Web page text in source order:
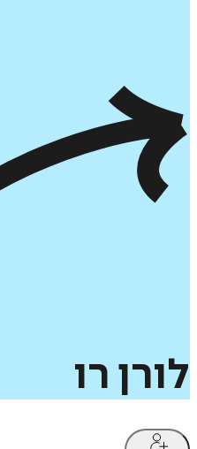
לורן רו